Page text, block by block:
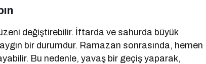
değiştirebilir. İftarda ve sahurda büyük
bir durumdur. Ramazan sonrasında, hemen
Bu nedenle, yavaş bir geçiş yaparak,